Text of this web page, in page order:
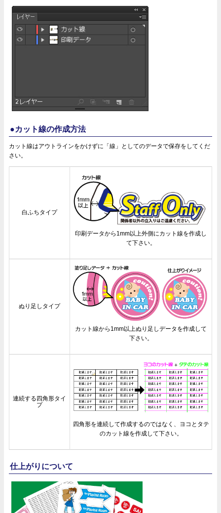
●カット線の作成方法
カット線はアウトラインをかけずに「線」としてのデータで保存をしてくだ
さい。
白ふちタイプ
印刷データから1mm以上外側にカット線を作成し
て下さい。
ぬり足しタイプ
カット線から1mm以上ぬり足しデータを作成して
下さい。
連続する四角形タイ
プ
四角形を連続して作成するのではなく、ヨコとタテ
のカット線を作成して下さい。
仕上がりについて